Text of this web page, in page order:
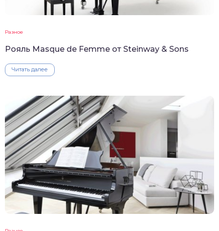
Разное
Рояль Masque de Femme от Steinway & Sons
Читать далее